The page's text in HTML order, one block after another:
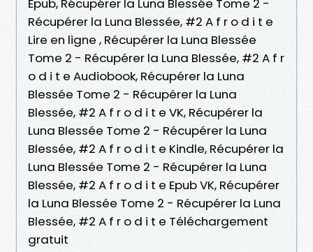
Epub, Récupérer la Luna Blessée Tome 2 -
Récupérer la Luna Blessée, #2 A f r o d i t e
Lire en ligne , Récupérer la Luna Blessée
Tome 2 - Récupérer la Luna Blessée, #2 A f r
o d i t e Audiobook, Récupérer la Luna
Blessée Tome 2 - Récupérer la Luna
Blessée, #2 A f r o d i t e VK, Récupérer la
Luna Blessée Tome 2 - Récupérer la Luna
Blessée, #2 A f r o d i t e Kindle, Récupérer la
Luna Blessée Tome 2 - Récupérer la Luna
Blessée, #2 A f r o d i t e Epub VK, Récupérer
la Luna Blessée Tome 2 - Récupérer la Luna
Blessée, #2 A f r o d i t e Téléchargement
gratuit